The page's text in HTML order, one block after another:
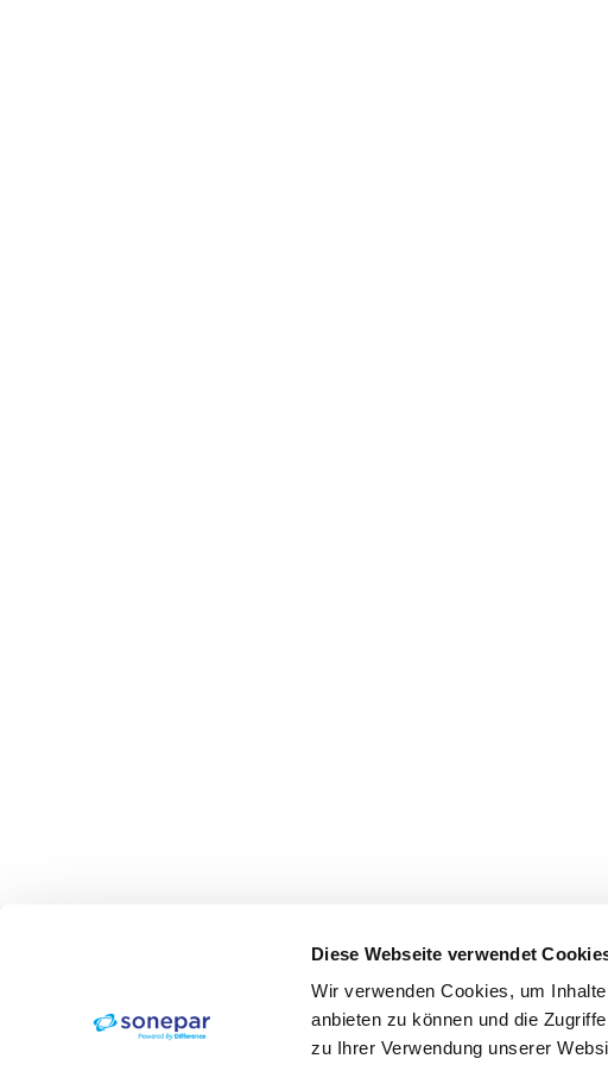
Diese Webseite verwendet
Wir verwenden Cookies, um
anbieten zu können und die
zu Ihrer Verwendung unserer